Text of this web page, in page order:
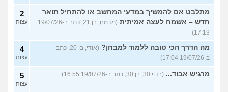
מתלבט אם להמשיך במדעי המחשב או להתחיל תואר
חדש – אשמח לעצה אמיתית
(מדמח, בן 21, כתב ב-19/07/26
17:13)
2
עצות
מה הדרך הכי טובה ללמוד למבחן?
(אודי, בן 20, כתב
ב-19/07/26 17:04)
4
עצות
מרגיש אבוד... (בדוי 30, בן 30, כתב ב-19/07/26 16:55) 5
עצות